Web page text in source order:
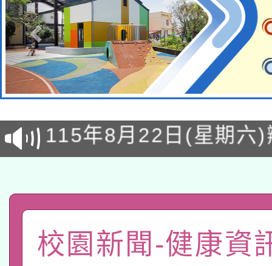
轉知經濟部水利署委託
業技術研究院辦理「
動」
115年8月22日(星期六
桃園市孔廟祈福系列
開 智慧啟航」
2026年桃園地景藝術
「2026桃園藝術巡演
國立臺灣師範大學辦理
函轉國家教育研究院中
校園新聞-健康資